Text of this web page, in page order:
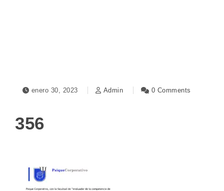
enero 30, 2023 Admin 0 Comments
356